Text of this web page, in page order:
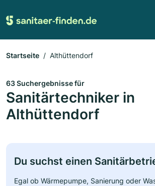
Startseite Althüttendorf
63 Suchergebnisse für
Sanitärtechniker in
Althüttendorf
Du suchst einen
Egal ob Wärmepumpe, Sanierung oder